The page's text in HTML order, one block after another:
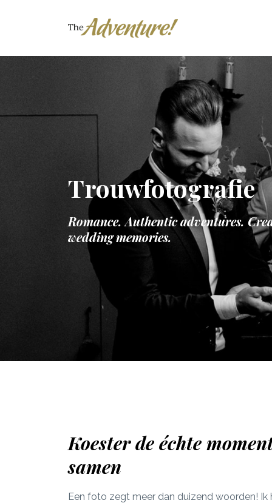
Trouwfotografie
Romance.Authentic adventures.
wedding memories.
Koester de échte
samen
Een foto zegt meer dan duizend woorden! Ik